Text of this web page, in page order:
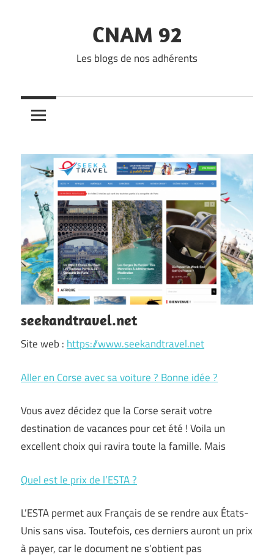
CNAM 92
Les blogs de nos adhérents
seekandtravel.net
Site web : https://www.seekandtravel.net
Aller en Corse avec sa voiture ? Bonne idée ?
Vous avez décidez que la Corse serait votre
destination de vacances pour cet été ! Voila un
excellent choix qui ravira toute la famille. Mais
Quel est le prix de l’ESTA ?
L’ESTA permet aux Français de se rendre aux États-
Unis sans visa. Toutefois, ces derniers auront un prix
à payer, car le document ne s’obtient pas